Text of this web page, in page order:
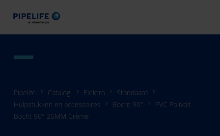
Pipelife Catalogi Elektro
Standaard
Hulpstukken en accessoires
Bocht 90°
PVC Polivolt
Bocht 90° 25MM Crème